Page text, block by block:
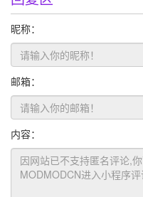
昵称：
邮箱：
内容：